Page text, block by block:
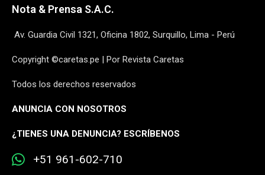
Nota & Prensa S.A.C.
Av. Guardia Civil 1321, Oficina 1802, Surquillo, Lima - Perú
Copyright ©caretas.pe | Por Revista Caretas
Todos los derechos reservados
ANUNCIA CON NOSOTROS
¿TIENES UNA DENUNCIA? ESCRÍBENOS
+51 961-602-710